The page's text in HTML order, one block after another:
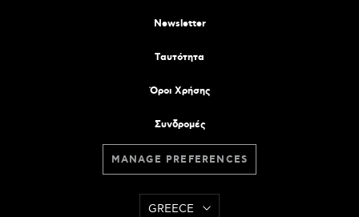
Newsletter
Tαυτότητα
Όροι Χρήσης
Συνδρομές
MANAGE PREFERENCES
GREECE